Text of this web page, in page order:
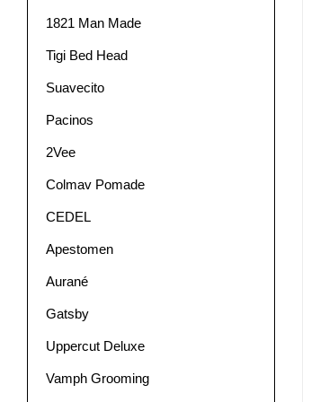
1821 Man Made
Tigi Bed Head
Suavecito
Pacinos
2Vee
Colmav Pomade
CEDEL
Apestomen
Aurané
Gatsby
Uppercut Deluxe
Vamph Grooming